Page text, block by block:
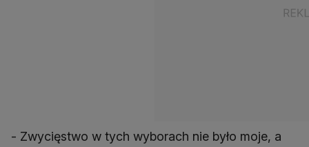
- Zwycięstwo w tych wyborach nie było moje, a